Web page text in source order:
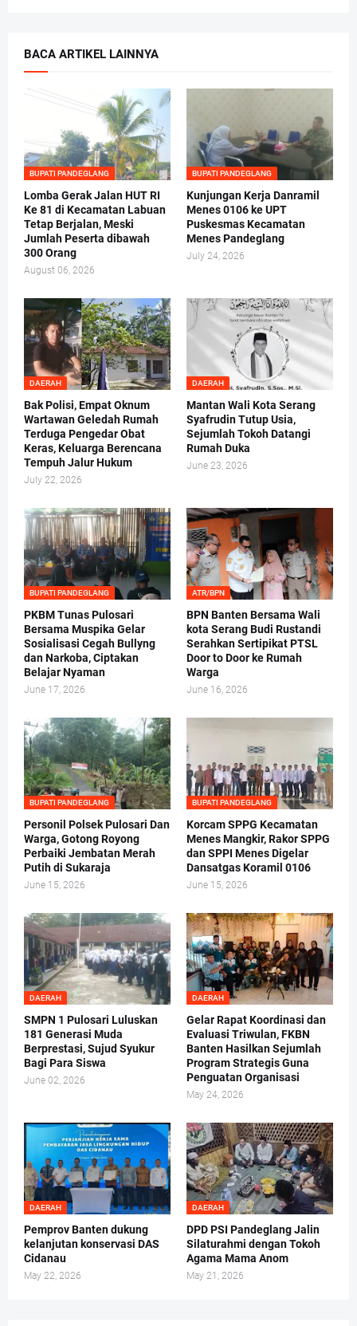
BACA ARTIKEL LAINNYA
BUPATI PANDEGLANG
Lomba Gerak Jalan HUT RI
Ke 81 di Kecamatan Labuan
Tetap Berjalan, Meski
Jumlah Peserta dibawah
300 Orang
August 06, 2026
BUPATI PANDEGLANG
Kunjungan Kerja Danramil
Menes 0106 ke UPT
Puskesmas Kecamatan
Menes Pandeglang
July 24, 2026
DAERAH
Bak Polisi, Empat Oknum
Wartawan Geledah Rumah
Terduga Pengedar Obat
Keras, Keluarga Berencana
Tempuh Jalur Hukum
July 22, 2026
DAERAH
Mantan Wali Kota Serang
Syafrudin Tutup Usia,
Sejumlah Tokoh Datangi
Rumah Duka
June 23, 2026
BUPATI PANDEGLANG
PKBM Tunas Pulosari
Bersama Muspika Gelar
Sosialisasi Cegah Bullyng
dan Narkoba, Ciptakan
Belajar Nyaman
June 17, 2026
ATR/BPN
BPN Banten Bersama Wali
kota Serang Budi Rustandi
Serahkan Sertipikat PTSL
Door to Door ke Rumah
Warga
June 16, 2026
BUPATI PANDEGLANG
Personil Polsek Pulosari Dan
Warga, Gotong Royong
Perbaiki Jembatan Merah
Putih di Sukaraja
June 15, 2026
BUPATI PANDEGLANG
Korcam SPPG Kecamatan
Menes Mangkir, Rakor SPPG
dan SPPI Menes Digelar
Dansatgas Koramil 0106
June 15, 2026
DAERAH
SMPN 1 Pulosari Luluskan
181 Generasi Muda
Berprestasi, Sujud Syukur
Bagi Para Siswa
June 02, 2026
DAERAH
Gelar Rapat Koordinasi dan
Evaluasi Triwulan, FKBN
Banten Hasilkan Sejumlah
Program Strategis Guna
Penguatan Organisasi
May 24, 2026
DAERAH
Pemprov Banten dukung
kelanjutan konservasi DAS
Cidanau
May 22, 2026
DAERAH
DPD PSI Pandeglang Jalin
Silaturahmi dengan Tokoh
Agama Mama Anom
May 21, 2026